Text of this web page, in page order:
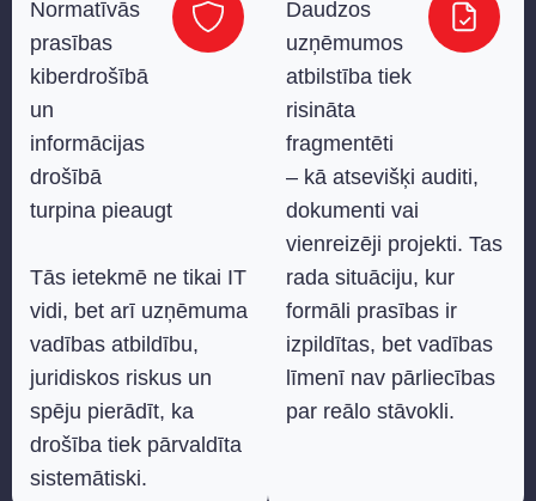
Normatīvās
prasības
kiberdrošībā
un
informācijas
drošībā
turpina pieaugt
Tās ietekmē ne tikai IT
vidi, bet arī uzņēmuma
vadības atbildību,
juridiskos riskus un
spēju pierādīt, ka
drošība tiek pārvaldīta
sistemātiski.
Daudzos
uzņēmumos
atbilstība tiek
risināta
fragmentēti
– kā atsevišķi auditi,
dokumenti vai
vienreizēji projekti. Tas
rada situāciju, kur
formāli prasības ir
izpildītas, bet vadības
līmenī nav pārliecības
par reālo stāvokli.